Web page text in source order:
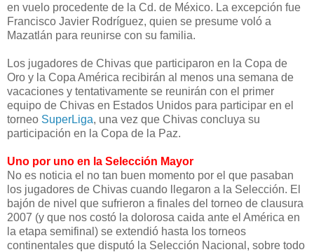
en vuelo procedente de la Cd. de México. La excepción fue
Francisco Javier Rodríguez, quien se presume voló a
Mazatlán para reunirse con su familia.
Los jugadores de Chivas que participaron en la Copa de
Oro y la Copa América recibirán al menos una semana de
vacaciones y tentativamente se reunirán con el primer
equipo de Chivas en Estados Unidos para participar en el
torneo SuperLiga, una vez que Chivas concluya su
participación en la Copa de la Paz.
Uno por uno en la Selección Mayor
No es noticia el no tan buen momento por el que pasaban
los jugadores de Chivas cuando llegaron a la Selección. El
bajón de nivel que sufrieron a finales del torneo de clausura
2007 (y que nos costó la dolorosa caida ante el América en
la etapa semifinal) se extendió hasta los torneos
continentales que disputó la Selección Nacional, sobre todo